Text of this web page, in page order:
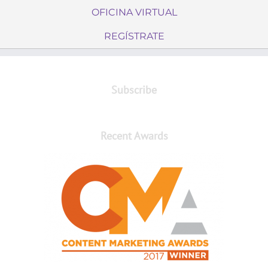
OFICINA VIRTUAL
REGÍSTRATE
Subscribe
Recent Awards